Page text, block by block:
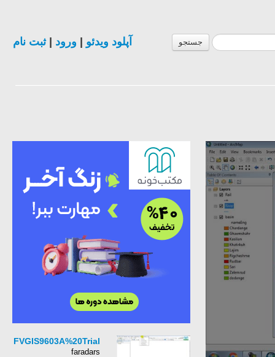
جستجو آپلود ویدئو ورود |ثبت نام
FVGIS9603A%20Trial
faradars